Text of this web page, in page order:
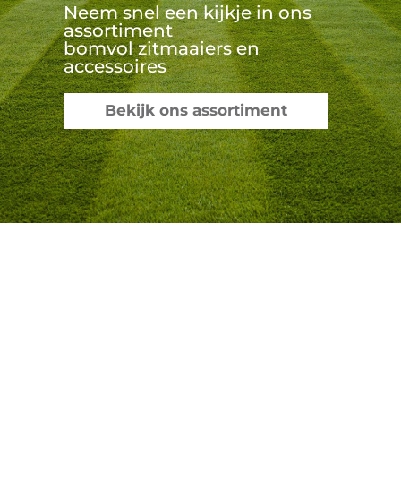
Neem snel een kijkje in ons
assortiment
bomvol zitmaaiers en
accessoires
Bekijk ons assortiment